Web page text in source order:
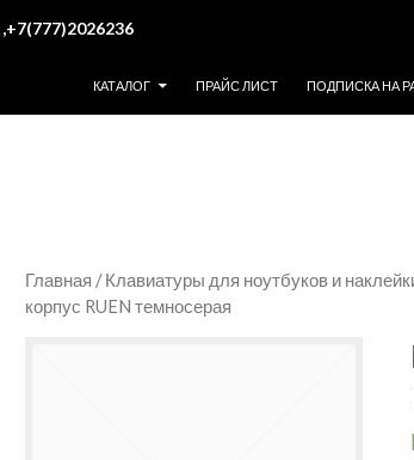
КАТАЛОГ
ПРАЙС ЛИСТ ПОДПИСКА НА
Главная /Клавиатуры для ноутбуков и
корпус RUEN темносерая